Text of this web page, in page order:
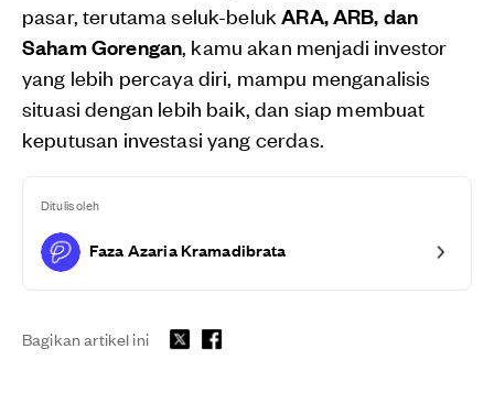
pasar, terutama seluk-belukARA, ARB, dan
Saham Gorengan, kamu akan menjadi investor
yang lebih percaya diri, mampu menganalisis
situasi dengan lebih baik, dan siap membuat
keputusan investasi yang cerdas.
Ditulis oleh
Faza Azaria Kramadibrata
Bagikan artikel ini